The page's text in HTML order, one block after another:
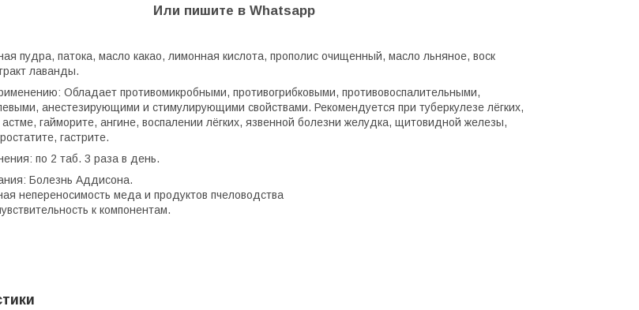
Или пишите в Whatsapp
пудра, патока, масло какао, лимонная кислота, прополис очищенный, масло льняное, воск
лаванды.
Обладает противомикробными, противогрибковыми, противовоспалительными,
анестезирующими и стимулирующими свойствами. Рекомендуется при туберкулезе лёгких,
гайморите, ангине, воспалении лёгких, язвенной болезни желудка, щитовидной железы,
гастрите.
по 2 таб. 3 раза в день.
Болезнь Аддисона.
непереносимость меда и продуктов пчеловодства
к компонентам.